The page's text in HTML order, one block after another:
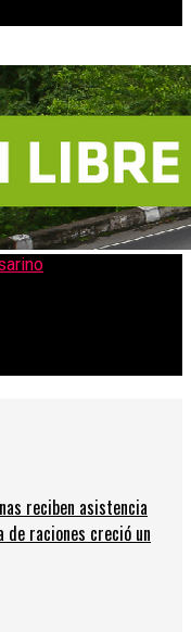
reciben asistencia
raciones creció un